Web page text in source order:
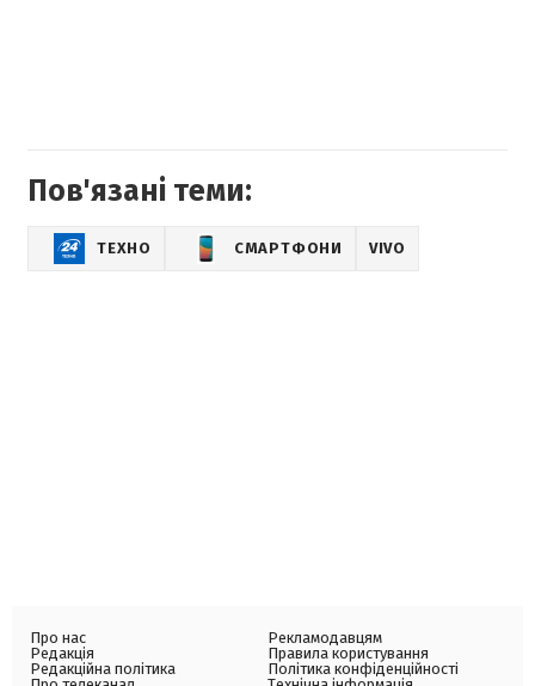
Пов'язані теми:
ТЕХНО СМАРТФОНИ VIVO
Про нас
Редакція
Редакційна політика
Рекламодавцям
Правила користування
Політика конфіденційності